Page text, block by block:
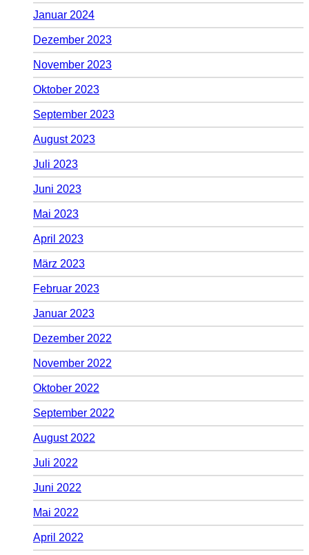
Januar 2024
Dezember 2023
November 2023
Oktober 2023
September 2023
August 2023
Juli 2023
Juni 2023
Mai 2023
April 2023
März 2023
Februar 2023
Januar 2023
Dezember 2022
November 2022
Oktober 2022
September 2022
August 2022
Juli 2022
Juni 2022
Mai 2022
April 2022